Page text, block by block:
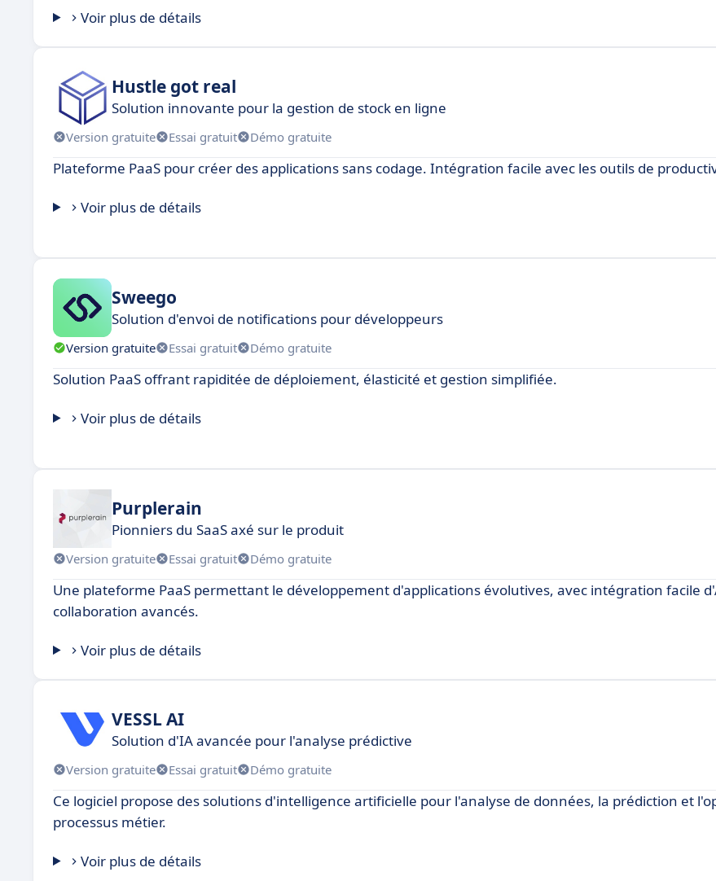
Voir plus de détails
Hustle got real
Solution innovante pour la gestion de stock en ligne
Version gratuite Essai gratuit Démo gratuite
Plateforme PaaS pour créer des applications sans codage. Intégration facile avec les outils de
Voir plus de détails
Sweego
Solution d'envoi de notifications pour développeurs
Version gratuite Essai gratuit Démo gratuite
Solution PaaS offrant rapiditée de déploiement, élasticité et gestion simplifiée.
Voir plus de détails
Purplerain
Pionniers du SaaS axé sur le produit
Version gratuite Essai gratuit Démo gratuite
Une plateforme PaaS permettant le développement d'applications évolutives, avec intégration facile
collaboration avancés.
Voir plus de détails
VESSL AI
Solution d'IA avancée pour l'analyse prédictive
Version gratuite Essai gratuit Démo gratuite
Ce logiciel propose des solutions d'intelligence artificielle pour l'analyse de données, la prédiction et
processus métier.
Voir plus de détails